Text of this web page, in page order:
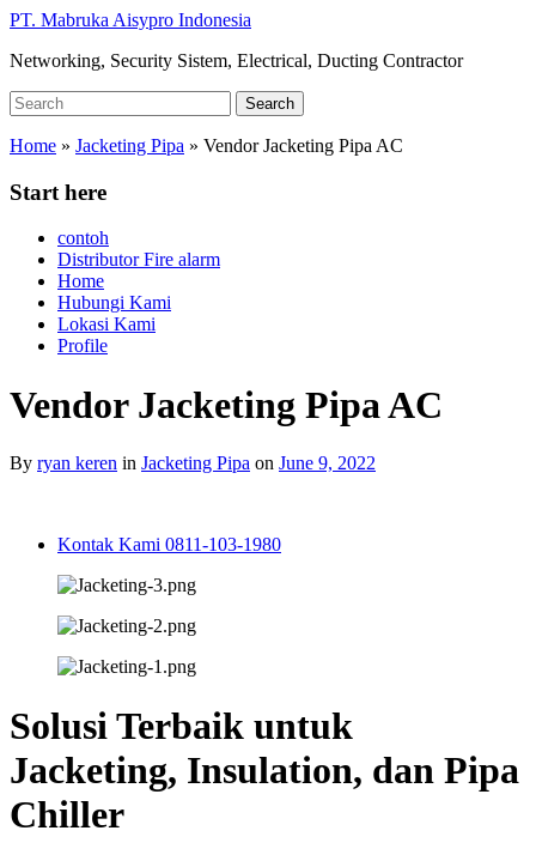
Skip
main
PT. Mabruka Aisypro Indonesia
Networking, Security Sistem, Electrical, Ducting Contractor
Search
for:
Search
Home » Jacketing Pipa » Vendor Jacketing Pipa AC
Start here
contoh
Distributor Fire alarm
Home
Hubungi Kami
Lokasi Kami
Profile
Vendor Jacketing Pipa AC
By ryan keren in Jacketing Pipa on June 9, 2022
Kontak Kami 0811-103-1980
Solusi Terbaik untuk
Jacketing, Insulation, dan Pipa
Chiller